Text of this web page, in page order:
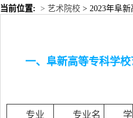
当前位置: > 艺术院校 > 2023年阜
一、阜新高等专科学
专业 专业名 学